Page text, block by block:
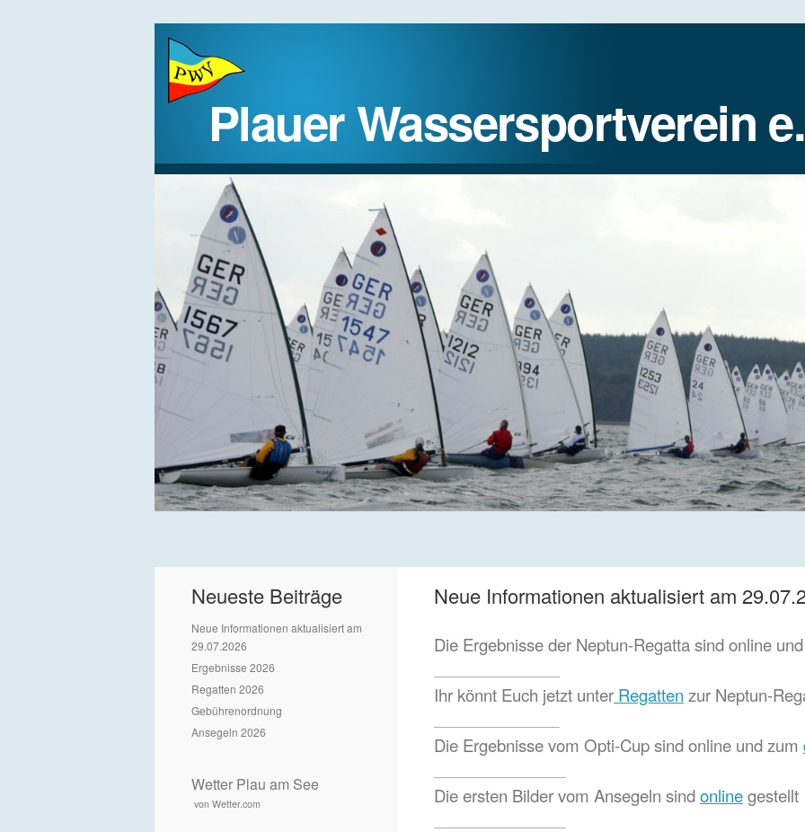
Plauer Wassersportverein
STARTSEITE
Neueste Beiträge
Neue Informationen aktualisiert am
29.07.2026
Ergebnisse 2026
Regatten 2026
Gebührenordnung
Ansegeln 2026
Wetter Plau am See
von Wetter.com
Neue Informationen aktualisiert am
Die Ergebnisse der Neptun-Regatta sind online
Ihr könnt Euch jetzt unter Regatten zur Neptun-
Die Ergebnisse vom Opti-Cup sind online und zum
Die ersten Bilder vom Ansegeln sindonlinegestellt